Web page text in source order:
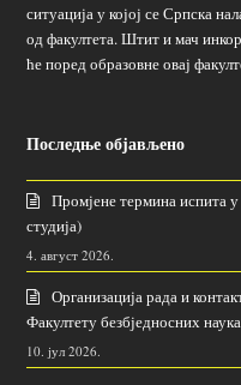
ситуација у којој се Српска
од факултета. Штит и мач
ће поред образовне овај
Последње објављено
Промјене термина испита
студија)
4. август 2026.
Организација рада и
Факултету безбједносних наука
10. јул 2026.